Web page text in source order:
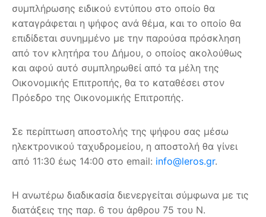
συμπλήρωσης ειδικού εντύπου στο οποίο θα
καταγράφεται η ψήφος ανά θέμα, και το οποίο θα
επιδίδεται συνημμένο με την παρούσα πρόσκληση
από τον κλητήρα του Δήμου, ο οποίος ακολούθως
και αφού αυτό συμπληρωθεί από τα μέλη της
Οικονομικής Επιτροπής, θα το καταθέσει στον
Πρόεδρο της Οικονομικής Επιτροπής.
Σε περίπτωση αποστολής της ψήφου σας μέσω
ηλεκτρονικού ταχυδρομείου, η αποστολή θα γίνει
από 11:30 έως 14:00 στο email: info@leros.gr.
Η ανωτέρω διαδικασία διενεργείται σύμφωνα με τις
διατάξεις της παρ. 6 του άρθρου 75 του Ν.